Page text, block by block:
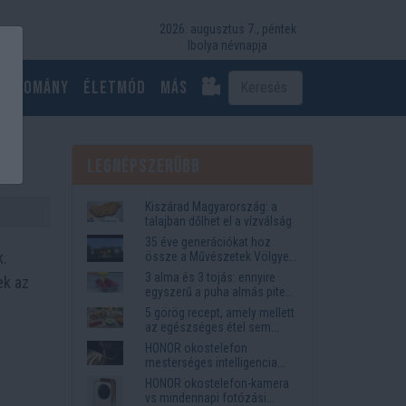
2026. augusztus 7., péntek
Ibolya névnapja
Tudomány Életmód más
az
Kiszárad Magyarország: a
talajban dőlhet el a vízválság
35 éve generációkat hoz
össze a Művészetek Völgye
– megvan a 2027-es időpont
és a bérletár
3 alma és 3 tojás: ennyire
egyszerű a puha almás pite
titka
5 görög recept, amely mellett
az egészséges étel sem
tűnik lemondásnak
HONOR okostelefon
mesterséges intelligencia
funkciók, amelyek
megkönnyítik az életet
HONOR okostelefon-kamera
vs mindennapi fotózási